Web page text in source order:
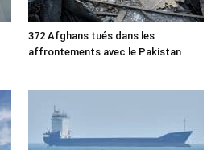
372 Afghans tués dans les
affrontements avec le Pakistan